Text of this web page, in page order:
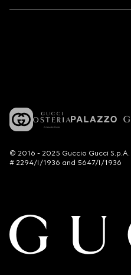
© 2016 - 2025 Guccio Gucci
# 2294/I/1936 and 5647/I/1936